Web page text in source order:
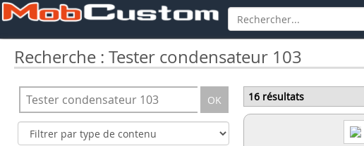
Recherche : Tester condensateur 103
OK 16 résultats